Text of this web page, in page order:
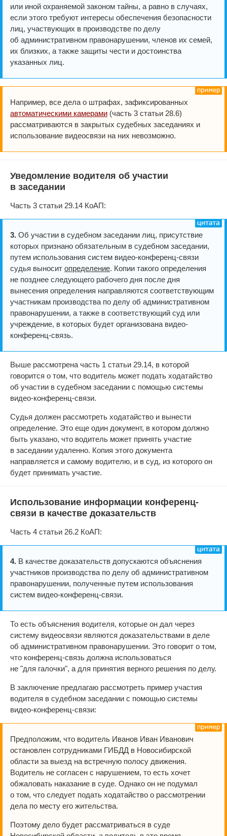
или иной охраняемой законом тайны, а равно в случаях,
если этого требуют интересы обеспечения безопасности
лиц, участвующих в производстве по делу
об административном правонарушении, членов их семей,
их близких, а также защиты чести и достоинства
указанных лиц.
Например, все дела о штрафах, зафиксированных
автоматическими камерами (часть 3 статьи 28.6)
рассматриваются в закрытых судебных заседаниях и
использование видеосвязи на них невозможно.
Уведомление водителя об участии
в заседании
Часть 3 статьи 29.14 КоАП:
3. Об участии в судебном заседании лиц, присутствие
которых признано обязательным в судебном заседании,
путем использования систем видео-конференц-связи
судья выносит определение. Копии такого определения
не позднее следующего рабочего дня после дня
вынесения определения направляются соответствующим
участникам производства по делу об административном
правонарушении, а также в соответствующий суд или
учреждение, в которых будет организована видео-
конференц-связь.
Выше рассмотрена часть 1 статьи 29.14, в которой
говорится о том, что водитель может подать ходатайство
об участии в судебном заседании с помощью системы
видео-конференц-связи.
Судья должен рассмотреть ходатайство и вынести
определение. Это еще один документ, в котором должно
быть указано, что водитель может принять участие
в заседании удаленно. Копия этого документа
направляется и самому водителю, и в суд, из которого он
будет принимать участие.
Использование информации конференц-
связи в качестве доказательств
Часть 4 статьи 26.2 КоАП:
4. В качестве доказательств допускаются объяснения
участников производства по делу об административном
правонарушении, полученные путем использования
систем видео-конференц-связи.
То есть объяснения водителя, которые он дал через
систему видеосвязи являются доказательствами в деле
об административном правонарушении. Это говорит о том,
что конференц-связь должна использоваться
не "для галочки", а для принятия верного решения по делу.
В заключение предлагаю рассмотреть пример участия
водителя в судебном заседании с помощью системы
видео-конференц-связи:
Предположим, что водитель Иванов Иван Иванович
остановлен сотрудниками ГИБДД в Новосибирской
области за выезд на встречную полосу движения.
Водитель не согласен с нарушением, то есть хочет
обжаловать наказание в суде. Однако он не подумал
о том, что следует подать ходатайство о рассмотрении
дела по месту его жительства.
Поэтому дело будет рассматриваться в суде